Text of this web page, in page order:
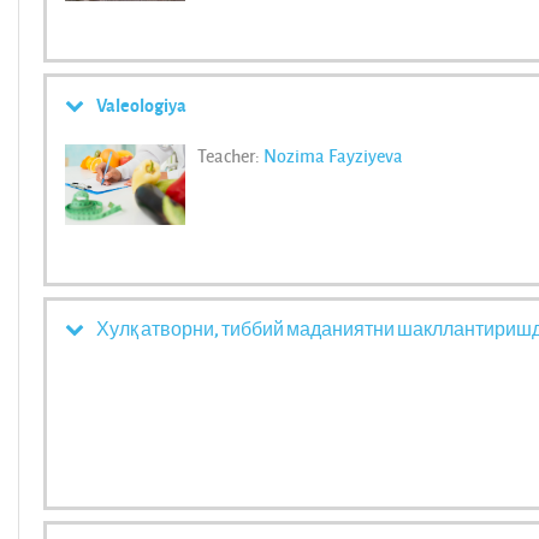
Valeologiya
Teacher: Nozima Fayziyeva
Хулқ атворни, тиббий маданиятни